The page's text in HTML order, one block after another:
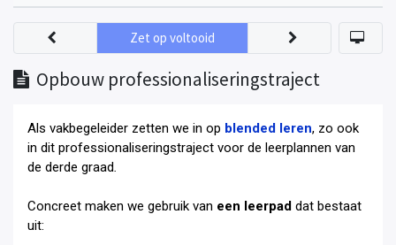
Opbouw professionaliseringstraject
Zet op voltooid
Als vakbegeleider zetten we in op blended leren, zo ook
in dit professionaliseringstraject voor de leerplannen van
de derde graad
Concreet maken we gebruik van een leerpad dat bestaat
uit: